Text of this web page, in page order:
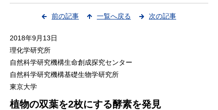
前の記事 一覧へ戻る 次の記事
2018年9月13日
理化学研究所
自然科学研究機構生命創成探究センター
自然科学研究機構基礎生物学研究所
東京大学
植物の双葉を2枚にする酵素を発見